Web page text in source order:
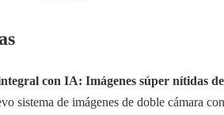
con IA: Imágenes súper nítidas de
sistema de imágenes de doble cámara con